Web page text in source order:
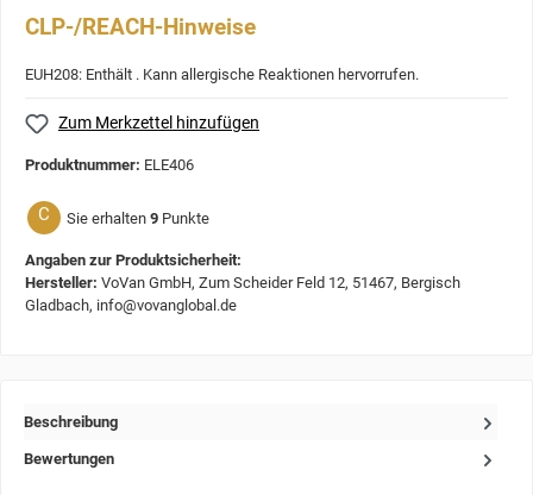
CLP-/REACH-Hinweise
EUH208: Enthält . Kann allergische Reaktionen hervorrufen.
Zum Merkzettel hinzufügen
Produktnummer: ELE406
C Sie erhalten 9 Punkte
Angaben zur Produktsicherheit:
Hersteller: VoVan GmbH, Zum Scheider Feld 12, 51467, Bergisch
Gladbach, info@vovanglobal.de
Beschreibung
Bewertungen